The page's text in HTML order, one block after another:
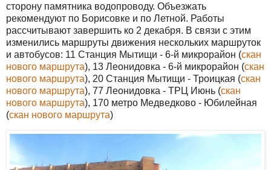
сторону памятника водопроводу. Объезжать
рекомендуют по Борисовке и по Летной. Работы
рассчитывают завершить ко 2 декабря. В связи с этим
изменились маршруты движения нескольких маршруток
и автобусов: 11 Станция Мытищи - 6-й микрорайон (скан
нового маршрута), 13 Леонидовка - 6-й микрорайон (скан
нового маршрута), 20 Станция Мытищи - Троицкая (скан
нового маршрута), 77 Леонидовка - ТРЦ Июнь (скан
нового маршрута), 170 метро Медведково - Юбилейная
(скан нового маршрута)